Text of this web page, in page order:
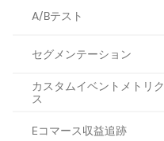
A/Bテスト
セグメンテーション
カスタムイベントメトリク
ス
Eコマース収益追跡